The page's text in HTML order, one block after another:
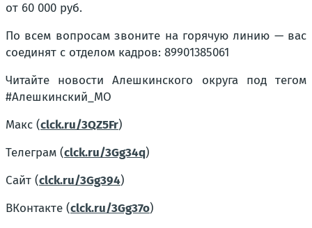
от 60 000 руб.
По всем вопросам звоните на горячую линию — вас
соединят с отделом кадров: 89901385061
Читайте новости Алешкинского округа под тегом
#Алешкинский_МО
Макс (clck.ru/3QZ5Fr)
Телеграм (clck.ru/3Gg34q)
Сайт (clck.ru/3Gg394)
ВКонтакте (clck.ru/3Gg37o)